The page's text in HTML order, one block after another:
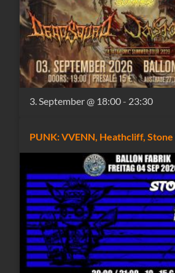
3. September @ 18:00- 23:30
PUNK: VVENN, Heathcliff, Stone